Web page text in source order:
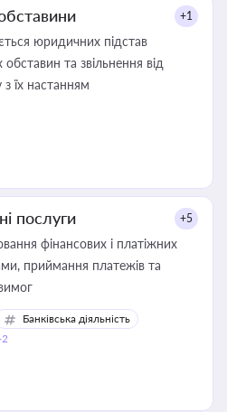
+1
юридичних підстав
та звільнення від
з їх настанням
послуги +5
фінансових і платіжних
Банківська діяльність